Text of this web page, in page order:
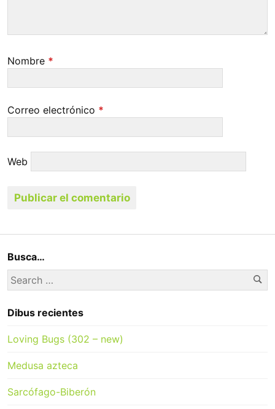
Nombre *
Correo electrónico *
Web
Busca…
Search
for:
Dibus recientes
Loving Bugs (302 – new)
Medusa azteca
Sarcófago-Biberón